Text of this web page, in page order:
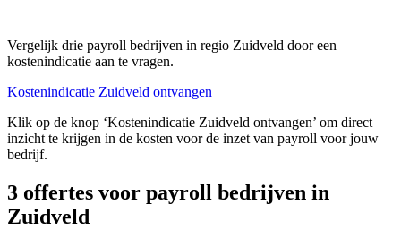
Vergelijk drie payroll bedrijven in regio Zuidveld door een
kostenindicatie aan te vragen.
Kostenindicatie Zuidveld ontvangen
Klik op de knop ‘Kostenindicatie Zuidveld ontvangen’ om direct
inzicht te krijgen in de kosten voor de inzet van payroll voor jouw
bedrijf.
3 offertes voor payroll bedrijven in
Zuidveld